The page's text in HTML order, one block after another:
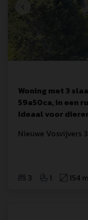
Woning met 3
59a50ca, in een
Ideaal voor
Nieuwe Vosvijvers
3 1 154